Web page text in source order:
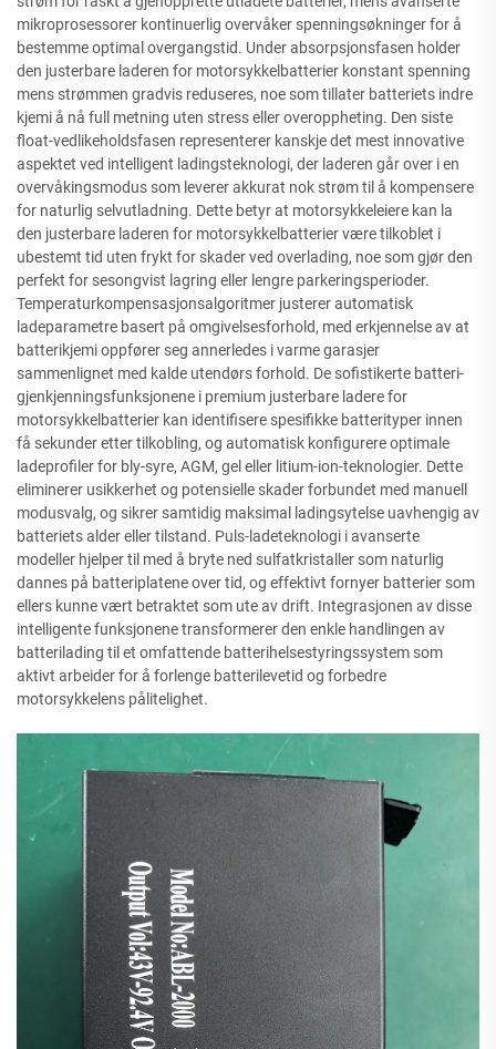
mikroprosessorer kontinuerlig overvåker spenningsøkninger for å
bestemme optimal overgangstid. Under absorpsjonsfasen holder
den justerbare laderen for motorsykkelbatterier konstant spenning
mens strømmen gradvis reduseres, noe som tillater batteriets indre
kjemi å nå full metning uten stress eller overoppheting. Den siste
float-vedlikeholdsfasen representerer kanskje det mest innovative
aspektet ved intelligent ladingsteknologi, der laderen går over i en
overvåkingsmodus som leverer akkurat nok strøm til å kompensere
for naturlig selvutladning. Dette betyr at motorsykkeleiere kan la
den justerbare laderen for motorsykkelbatterier være tilkoblet i
ubestemt tid uten frykt for skader ved overlading, noe som gjør den
perfekt for sesongvist lagring eller lengre parkeringsperioder.
Temperaturkompensasjonsalgoritmer justerer automatisk
ladeparametre basert på omgivelsesforhold, med erkjennelse av at
batterikjemi oppfører seg annerledes i varme garasjer
sammenlignet med kalde utendørs forhold. De sofistikerte batteri-
gjenkjenningsfunksjonene i premium justerbare ladere for
motorsykkelbatterier kan identifisere spesifikke batterityper innen
få sekunder etter tilkobling, og automatisk konfigurere optimale
ladeprofiler for bly-syre, AGM, gel eller litium-ion-teknologier. Dette
eliminerer usikkerhet og potensielle skader forbundet med manuell
modusvalg, og sikrer samtidig maksimal ladingsytelse uavhengig av
batteriets alder eller tilstand. Puls-ladeteknologi i avanserte
modeller hjelper til med å bryte ned sulfatkristaller som naturlig
dannes på batteriplatene over tid, og effektivt fornyer batterier som
ellers kunne vært betraktet som ute av drift. Integrasjonen av disse
intelligente funksjonene transformerer den enkle handlingen av
batterilading til et omfattende batterihelsestyringssystem som
aktivt arbeider for å forlenge batterilevetid og forbedre
motorsykkelens pålitelighet.